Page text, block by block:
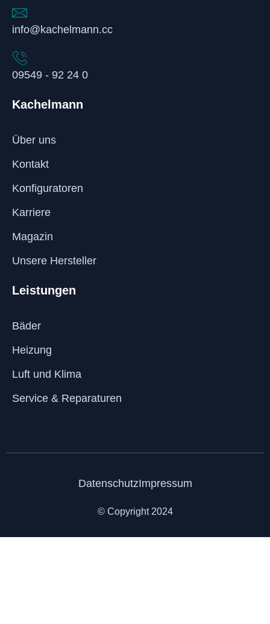
info@kachelmann.cc
09549 - 92 24 0
Kachelmann
Über uns
Kontakt
Konfiguratoren
Karriere
Magazin
Unsere Hersteller
Leistungen
Bäder
Heizung
Luft und Klima
Service & Reparaturen
DatenschutzImpressum
© Copyright 2024